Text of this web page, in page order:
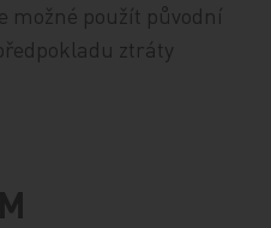
možné použít původní
ztráty